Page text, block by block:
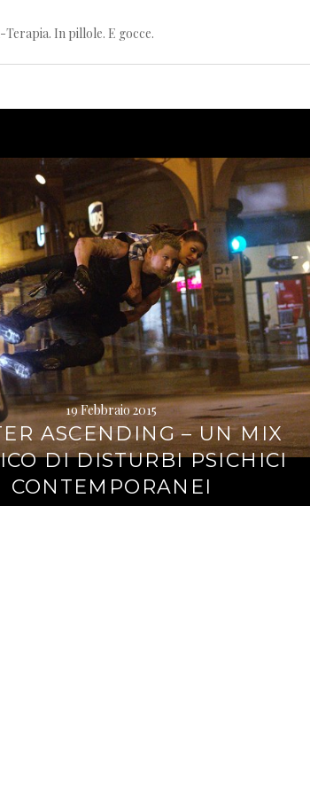
In pillole. E gocce.
19 Febbraio 2015
ASCENDING – UN MIX
DI DISTURBI PSICHICI
CONTEMPORANEI